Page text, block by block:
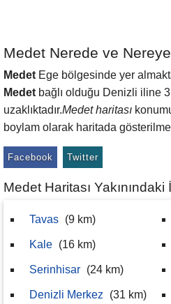
Medet Nerede ve
Medet Ege bölgesinde yer
Medet bağlı olduğu Denizli iline
uzaklıktadır.Medet haritası
boylam olarak haritada
Facebook Twitter
Medet Haritası Yakınındaki
Tavas (9 km)
Kale (16 km)
Serinhisar (24 km)
Denizli Merkez (31 km)